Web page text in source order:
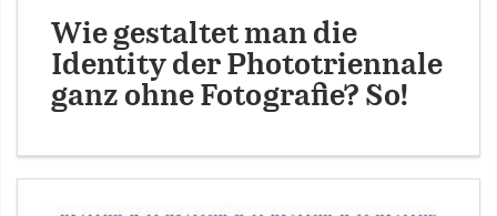
Wie gestaltet man die
Identity der Phototriennale
ganz ohne Fotografie? So!